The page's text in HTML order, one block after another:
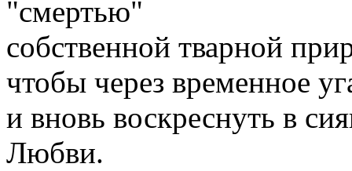
"смертью"
собственной тварной
чтобы через временное
и вновь воскреснуть в
Любви.